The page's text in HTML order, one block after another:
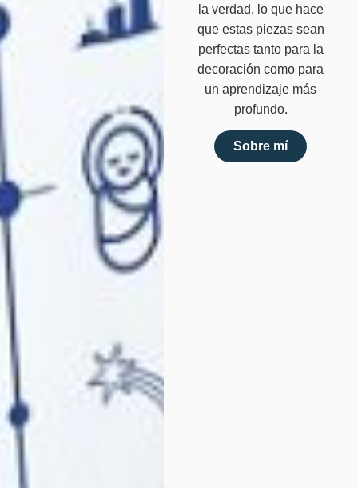
la verdad, lo que hace
que estas piezas sean
perfectas tanto para la
decoración como para
un aprendizaje más
profundo.
Sobre mí